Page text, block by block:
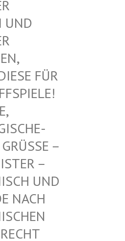
RE
FÜR IH
KE
RIT
– GROSS
ALTHE
ERZDR
ALTHE
STAMM